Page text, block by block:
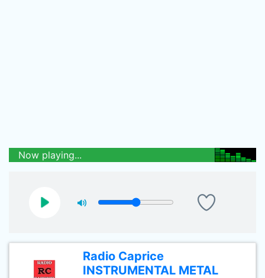
Now playing...
Radio Caprice
INSTRUMENTAL METAL